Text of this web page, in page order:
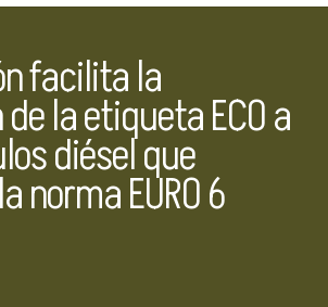
facilita la
la etiqueta ECO a
diésel que
norma EURO 6